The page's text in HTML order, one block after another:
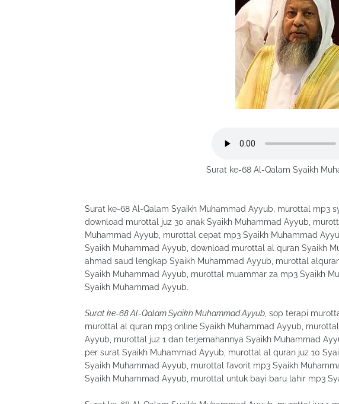
Surat ke-68 Al-Qalam Syaikh
Surat ke-68 Al-Qalam Syaikh Muhammad Ayyub, murottal mp3
download murottal juz 30 anak Syaikh Muhammad Ayyub,
Muhammad Ayyub, murottal cepat mp3 Syaikh Muhammad
Syaikh Muhammad Ayyub, download murottal al quran Syaikh
ahmad saud lengkap Syaikh Muhammad Ayyub, murottal
Syaikh Muhammad Ayyub, murottal muammar za mp3 Syaikh
Syaikh Muhammad Ayyub.
Surat ke-68 Al-Qalam Syaikh Muhammad Ayyub , sop terapi
murottal al quran mp3 online Syaikh Muhammad Ayyub,
Ayyub, murottal juz 1 dan terjemahannya Syaikh Muhammad
per surat Syaikh Muhammad Ayyub, murottal al quran juz 10
Syaikh Muhammad Ayyub, murottal favorit mp3 Syaikh
Syaikh Muhammad Ayyub, murottal untuk bayi baru lahir mp3